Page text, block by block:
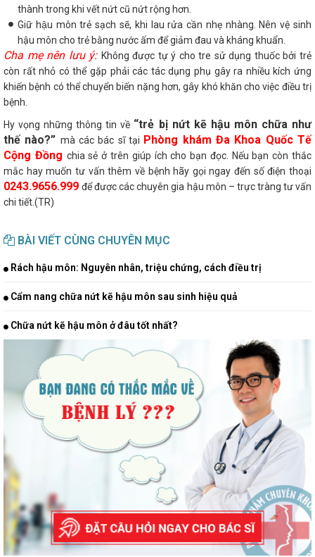
thành trong khi vết nứt cũ nứt rộng hơn.
Giữ hậu môn trẻ sạch sẽ, khi lau rửa cần nhẹ nhàng. Nên vệ sinh
hậu môn cho trẻ bằng nước ấm để giảm đau và kháng khuẩn.
Cha mẹ nên lưu ý: Không được tự ý cho tre sử dụng thuốc bởi trẻ
còn rất nhỏ có thể gặp phải các tác dụng phụ gây ra nhiều kích ứng
khiến bệnh có thể chuyển biến nặng hơn, gây khó khăn cho việc điều trị
bệnh.
Hy vọng những thông tin về “trẻ bị nứt kẽ hậu môn chữa như
thế nào?” mà các bác sĩ tại Phòng khám Đa Khoa Quốc Tế
Cộng Đồng chia sẻ ở trên giúp ích cho bạn đọc. Nếu bạn còn thắc
mắc hay muốn tư vấn thêm về bệnh hãy gọi ngay đến số điện thoại
0243.9656.999để được các chuyên gia hậu môn – trực tràng tư vấn
chi tiết.(TR)
BÀI VIẾT CÙNG CHUYÊN MỤC
Rách hậu môn: Nguyên nhân, triệu chứng, cách điều trị
Cẩm nang chữa nứt kẽ hậu môn sau sinh hiệu quả
Chữa nứt kẽ hậu môn ở đâu tốt nhất?